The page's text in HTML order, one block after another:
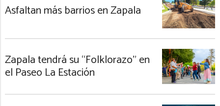
Asfaltan más barrios en Zapala
Zapala tendrá su “Folklorazo” en
el Paseo La Estación